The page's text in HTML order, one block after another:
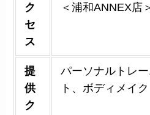
ク
セ
ス
＜浦和ANNEX店
提
供
ク
パーソナルトレ
ト、ボディメイク